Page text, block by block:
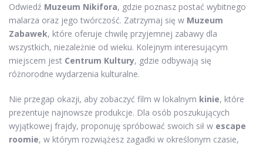
Odwiedź Muzeum Nikifora, gdzie poznasz postać wybitnego
malarza oraz jego twórczość. Zatrzymaj się w Muzeum
Zabawek, które oferuje chwilę przyjemnej zabawy dla
wszystkich, niezależnie od wieku. Kolejnym interesującym
miejscem jest Centrum Kultury, gdzie odbywają się
różnorodne wydarzenia kulturalne.
Nie przegap okazji, aby zobaczyć film w lokalnym kinie, które
prezentuje najnowsze produkcje. Dla osób poszukujących
wyjątkowej frajdy, proponuję spróbować swoich sił w escape
roomie, w którym rozwiążesz zagadki w określonym czasie,